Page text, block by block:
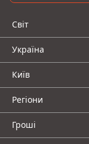
Світ
Україна
Київ
Регіони
Гроші